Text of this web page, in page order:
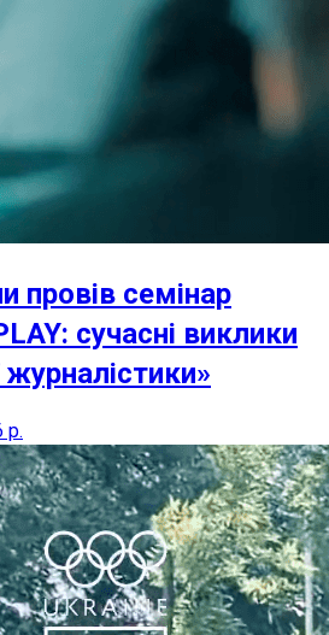
провів семінар
сучасні виклики
журналістики»
р.